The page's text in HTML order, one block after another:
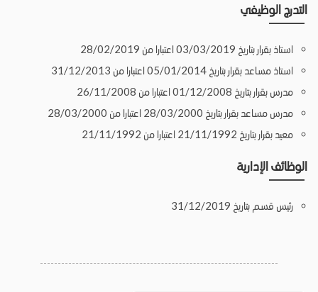
التدرج الوظيفي
استاذ بقرار بتاريخ 03/03/2019 اعتبارا من 28/02/2019
استاذ مساعد بقرار بتاريخ 05/01/2014 اعتبارا من 31/12/2013
مدرس بقرار بتاريخ 01/12/2008 اعتبارا من 26/11/2008
مدرس مساعد بقرار بتاريخ 28/03/2000 اعتبارا من 28/03/2000
معيد بقرار بتاريخ 21/11/1992 اعتبارا من 21/11/1992
الوظائف الإدارية
رئيس قسم بتاريخ 31/12/2019